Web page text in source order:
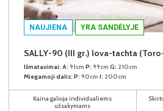
NAUJIENA YRA SANDĖLYJE
SALLY-90 (III gr.) lova-tachta
Išmatavimai: A: 91cm P: 99cm G: 210cm
Miegamoji dalis: P: 90cm I: 200cm
Kaina galioja individualiems
užsakymams